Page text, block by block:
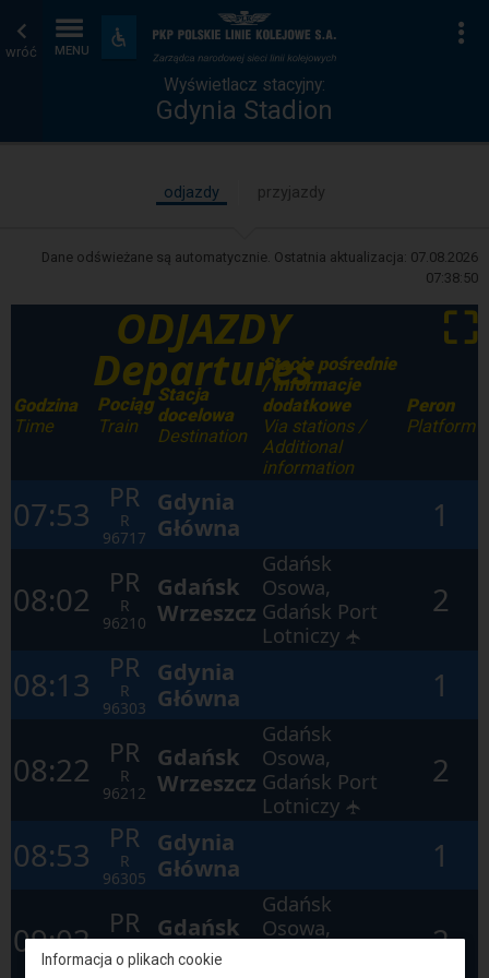
wróć MENU
Dostępność
i
udogodnienia
Wyświetlacz
stacyjny
Strona
główna
Wyświetlacz stacyjny:
Gdynia Stadion
odjazdy przyjazdy
Dane odświeżane są automatycznie. Ostatnia aktualizacja: 07.08.2026
07:38:50
ODJAZDY
Departures
⛶
Godzina
Time
Pociąg
Train
Stacja
docelowa
Destination
Stacje pośrednie
/ Informacje
dodatkowe
Via stations /
Additional
information
Peron
Platform
07:53 PR
R
96717
Gdynia
Główna
1
08:02 PR
R
96210
Gdańsk
Wrzeszcz
Gdańsk
Osowa,
Gdańsk Port
Lotniczy ✈
2
08:13 PR
R
96303
Gdynia
Główna
1
08:22 PR
R
96212
Gdańsk
Wrzeszcz
Gdańsk
Osowa,
Gdańsk Port
Lotniczy ✈
2
08:53 PR
R
96305
Gdynia
Główna
1
09:03 PR
R
96214
Gdańsk
Wrzeszcz
Gdańsk
Osowa,
2
Informacja o plikach cookie